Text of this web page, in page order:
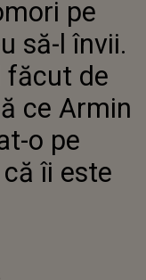
GESTUL
PUICAN,
NICOARĂ A
GEORGIANA
ESTE DATOARE
pe
să-l învii.
făcut de
ce Armin
o pe
îi este